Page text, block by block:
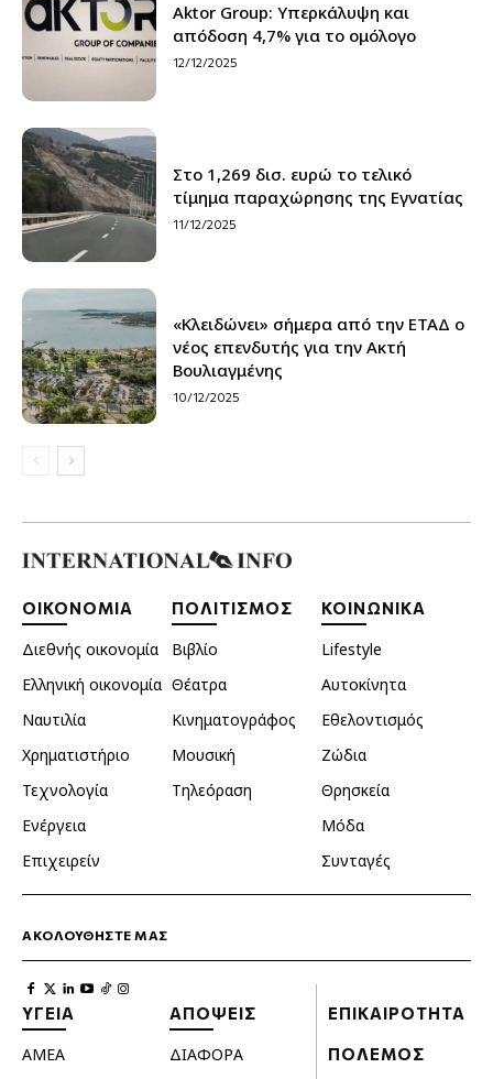
Aktor Group: Υπερκάλυψη και
απόδοση 4,7% για το ομόλογο
12/12/2025
Στο 1,269 δισ. ευρώ το τελικό
τίμημα παραχώρησης της Εγνατίας
11/12/2025
«Κλειδώνει» σήμερα από την ΕΤΑΔ ο
νέος επενδυτής για την Ακτή
Βουλιαγμένης
10/12/2025
ΟΙΚΟΝΟΜΙΑ
Διεθνής οικονομία
Ελληνική οικονομία
Ναυτιλία
Χρηματιστήριο
Τεχνολογία
Ενέργεια
Επιχειρείν
ΠΟΛΙΤΙΣΜΟΣ
Βιβλίο
Θέατρα
Κινηματογράφος
Μουσική
Τηλεόραση
ΚΟΙΝΩΝΙΚΑ
Lifestyle
Αυτοκίνητα
Εθελοντισμός
Ζώδια
Θρησκεία
Μόδα
Συνταγές
ΑΚΟΛΟΥΘΗΣΤΕ ΜΑΣ
ΥΓΕΙΑ
ΑΜΕΑ
ΑΠΟΨΕΙΣ
ΔΙΑΦΟΡΑ
ΕΠΙΚΑΙΡΟΤΗΤΑ
ΠΟΛΕΜΟΣ